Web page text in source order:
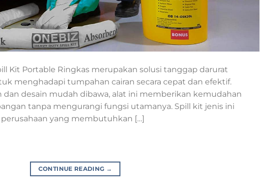
Kit Portable Ringkas merupakan solusi tanggap darurat
menghadapi tumpahan cairan secara cepat dan efektif.
dan desain mudah dibawa, alat ini memberikan kemudahan
tanpa mengurangi fungsi utamanya. Spill kit jenis ini
yang membutuhkan […]
CONTINUE READING →